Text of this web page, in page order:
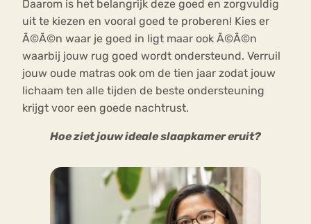
Daarom is het belangrijk deze goed en zorgvuldig
uit te kiezen en vooral goed te proberen! Kies er
Ã©Ã©n waar je goed in ligt maar ook Ã©Ã©n
waarbij jouw rug goed wordt ondersteund. Verruil
jouw oude matras ook om de tien jaar zodat jouw
lichaam ten alle tijden de beste ondersteuning
krijgt voor een goede nachtrust.
Hoe ziet jouw ideale slaapkamer eruit?